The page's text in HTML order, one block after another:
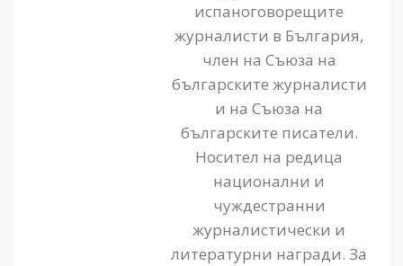
испаноговорещите
журналисти в България,
член на Съюза на
българските журналисти
и на Съюза на
българските писатели.
Носител на редица
национални и
чуждестранни
журналистически и
литературни награди. За